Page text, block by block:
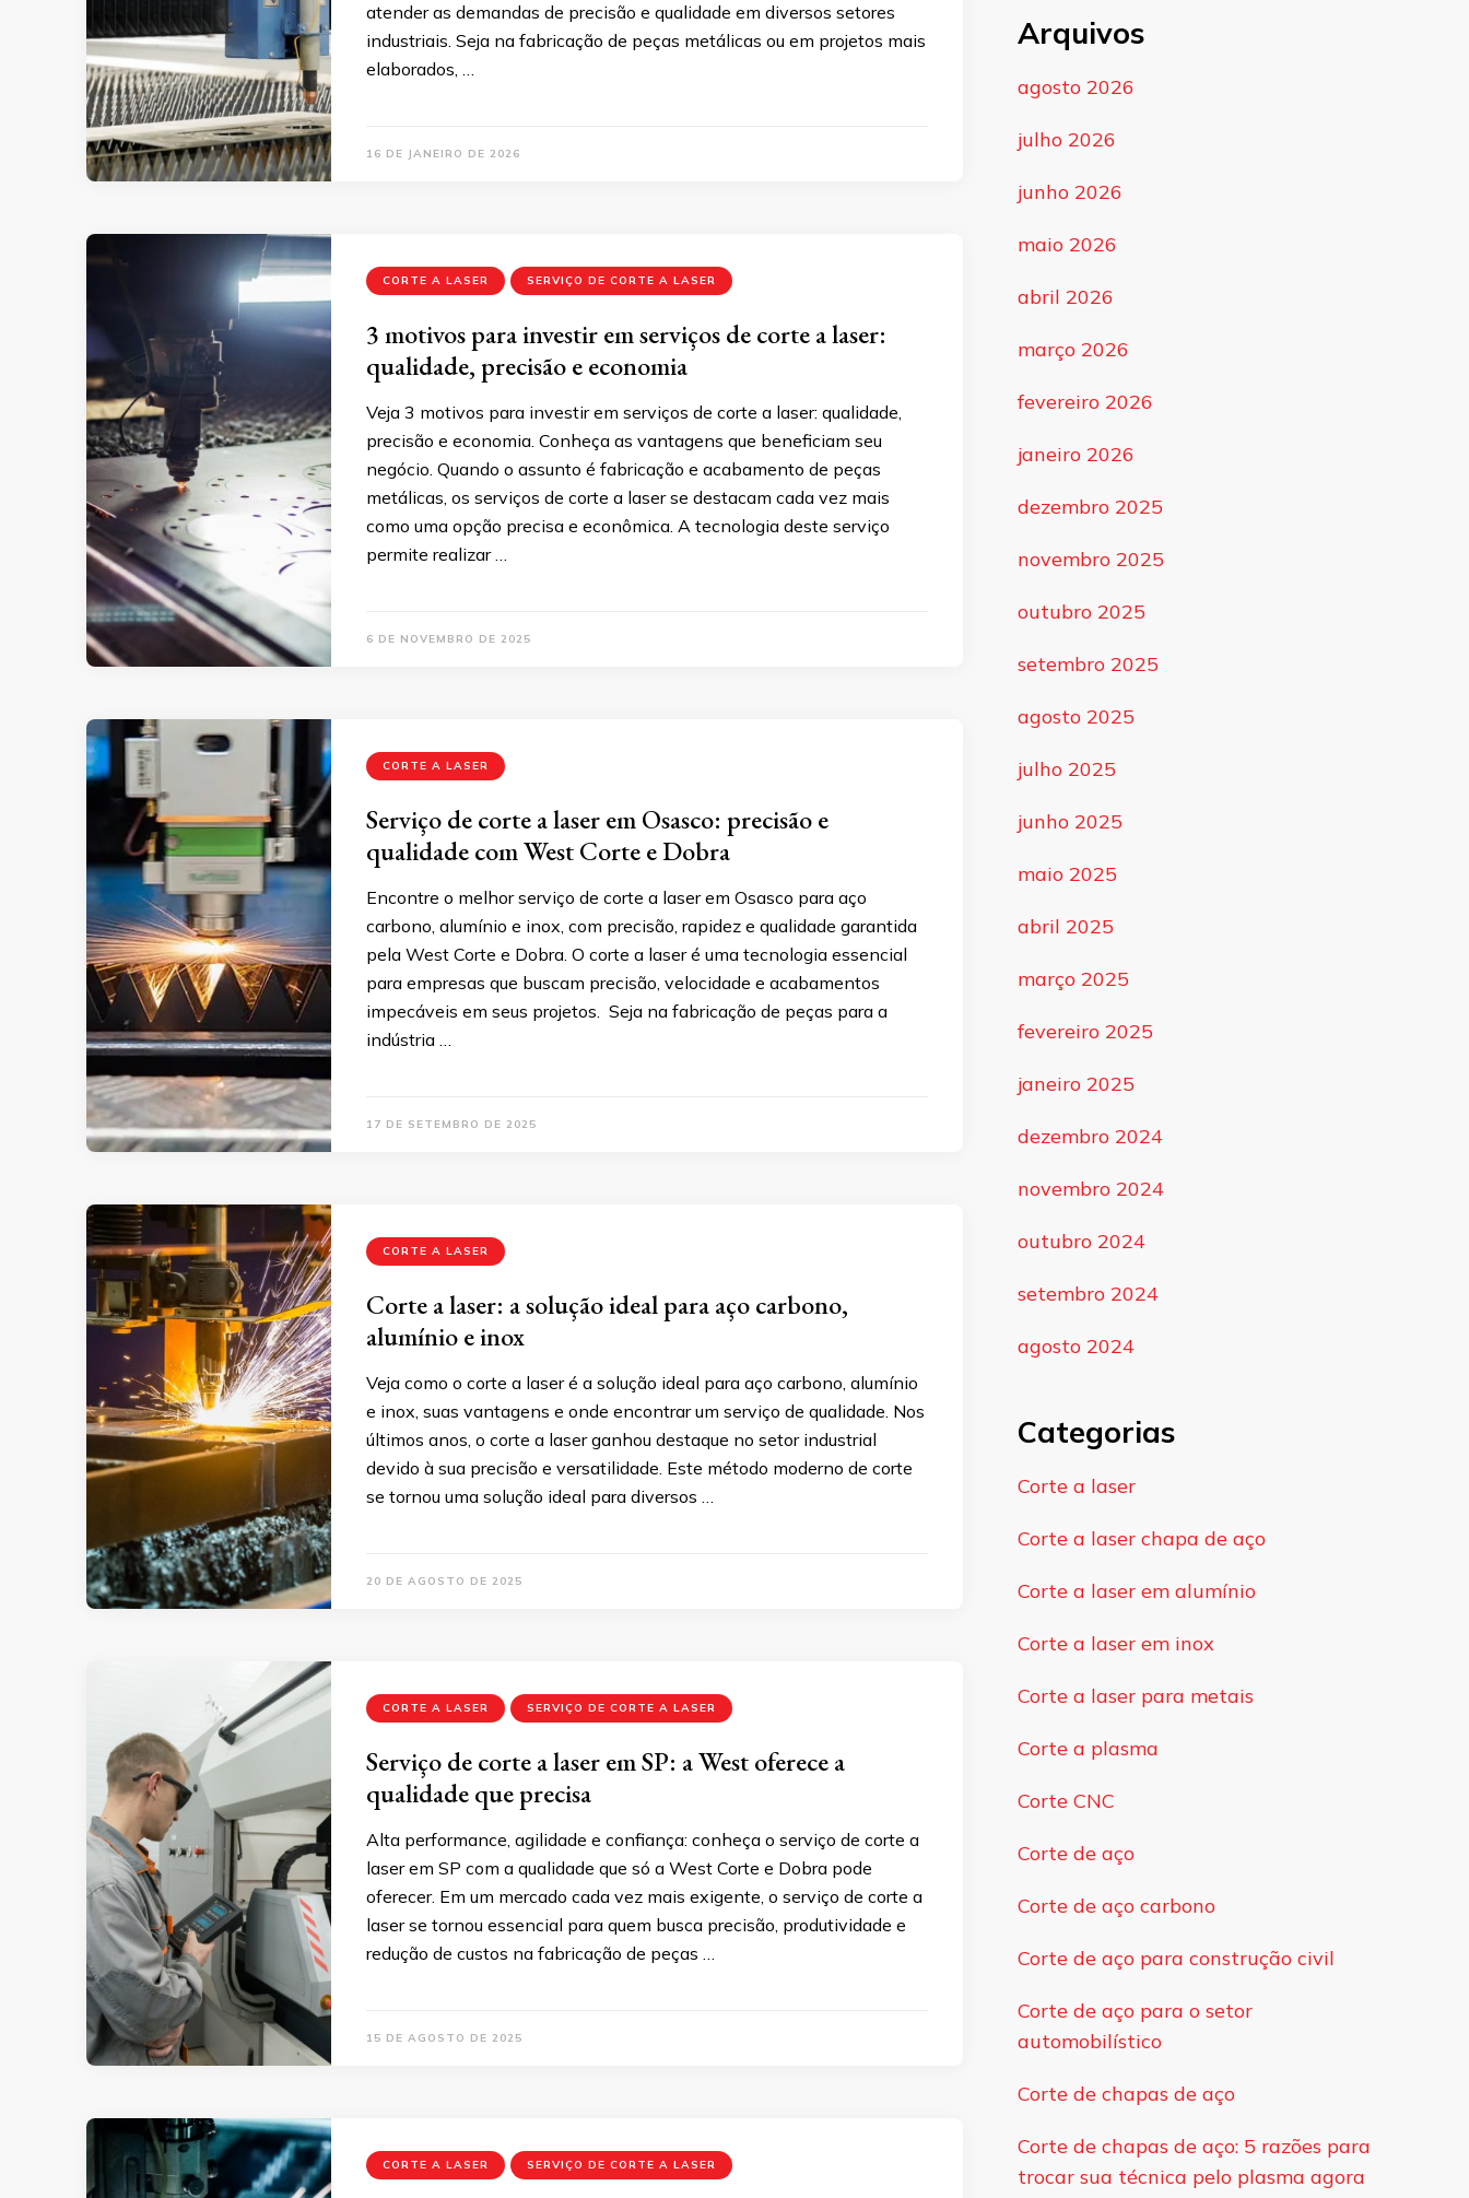
atender as demandas de precisão e qualidade em diversos setores
industriais. Seja na fabricação de peças metálicas ou em projetos mais
elaborados, …
16 DE JANEIRO DE 2026
CORTE A LASER SERVIÇO DE CORTE A LASER
3 motivos para investir em serviços de corte a laser:
qualidade, precisão e economia
Veja 3 motivos para investir em serviços de corte a laser: qualidade,
precisão e economia. Conheça as vantagens que beneficiam seu
negócio. Quando o assunto é fabricação e acabamento de peças
metálicas, os serviços de corte a laser se destacam cada vez mais
como uma opção precisa e econômica. A tecnologia deste serviço
permite realizar …
6 DE NOVEMBRO DE 2025
CORTE A LASER
Serviço de corte a laser em Osasco: precisão e
qualidade com West Corte e Dobra
Encontre o melhor serviço de corte a laser em Osasco para aço
carbono, alumínio e inox, com precisão, rapidez e qualidade garantida
pela West Corte e Dobra. O corte a laser é uma tecnologia essencial
para empresas que buscam precisão, velocidade e acabamentos
impecáveis em seus projetos. Seja na fabricação de peças para a
indústria …
17 DE SETEMBRO DE 2025
CORTE A LASER
Corte a laser: a solução ideal para aço carbono,
alumínio e inox
Veja como o corte a laser é a solução ideal para aço carbono, alumínio
e inox, suas vantagens e onde encontrar um serviço de qualidade. Nos
últimos anos, o corte a laser ganhou destaque no setor industrial
devido à sua precisão e versatilidade. Este método moderno de corte
se tornou uma solução ideal para diversos …
20 DE AGOSTO DE 2025
CORTE A LASER SERVIÇO DE CORTE A LASER
Serviço de corte a laser em SP: a West oferece a
qualidade que precisa
Alta performance, agilidade e confiança: conheça o serviço de corte a
laser em SP com a qualidade que só a West Corte e Dobra pode
oferecer. Em um mercado cada vez mais exigente, o serviço de corte a
laser se tornou essencial para quem busca precisão, produtividade e
redução de custos na fabricação de peças …
15 DE AGOSTO DE 2025
CORTE A LASER SERVIÇO DE CORTE A LASER
Arquivos
agosto 2026
julho 2026
junho 2026
maio 2026
abril 2026
março 2026
fevereiro 2026
janeiro 2026
dezembro 2025
novembro 2025
outubro 2025
setembro 2025
agosto 2025
julho 2025
junho 2025
maio 2025
abril 2025
março 2025
fevereiro 2025
janeiro 2025
dezembro 2024
novembro 2024
outubro 2024
setembro 2024
agosto 2024
Categorias
Corte a laser
Corte a laser chapa de aço
Corte a laser em alumínio
Corte a laser em inox
Corte a laser para metais
Corte a plasma
Corte CNC
Corte de aço
Corte de aço carbono
Corte de aço para construção civil
Corte de aço para o setor
automobilístico
Corte de chapas de aço
Corte de chapas de aço: 5 razões para
trocar sua técnica pelo plasma agora